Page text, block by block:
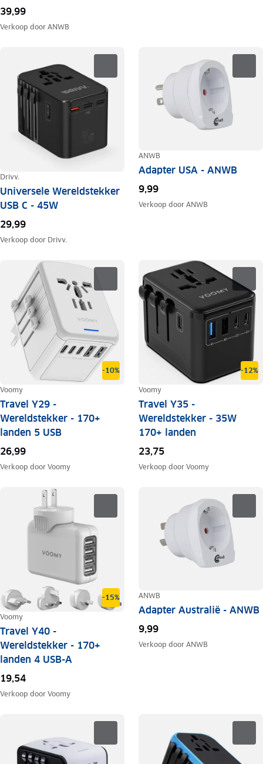
39,99
Verkoop doorANWB
Drivv.
Universele Wereldstekker
USB C - 45W
29,99
Verkoop door Drivv.
ANWB
Adapter USA - ANWB
9,99
Verkoop doorANWB
-10%
Voomy
Travel Y29 -
Wereldstekker - 170+
landen 5 USB
26,99
Verkoop doorVoomy
-12%
Voomy
Travel Y35 -
Wereldstekker - 35W
170+ landen
23,75
Verkoop doorVoomy
-15%
Voomy
Travel Y40 -
Wereldstekker - 170+
landen 4 USB-A
19,54
Verkoop doorVoomy
ANWB
Adapter Australië - ANWB
9,99
Verkoop doorANWB